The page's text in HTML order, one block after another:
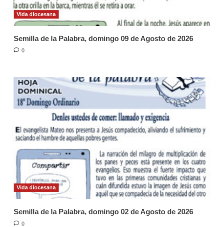
Vida diocesana
Semilla de la Palabra, domingo 09 de Agosto de 2026
0
Vida diocesana
Semilla de la Palabra, domingo 02 de Agosto de 2026
0